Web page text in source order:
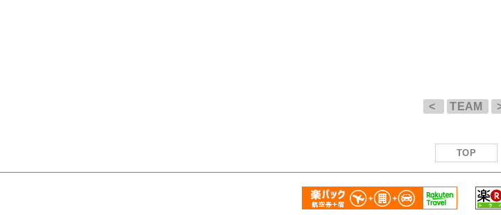
< TEAM
TOP